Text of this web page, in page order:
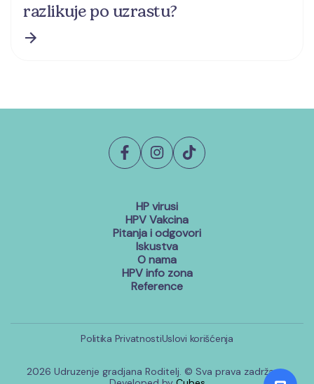
razlikuje po uzrastu?
HP virusi
HPV Vakcina
Pitanja i odgovori
Iskustva
O nama
HPV info zona
Reference
Politika PrivatnostiUslovi korišćenja
2026 Udruzenje gradjana Roditelj. © Sva prava zadržana.